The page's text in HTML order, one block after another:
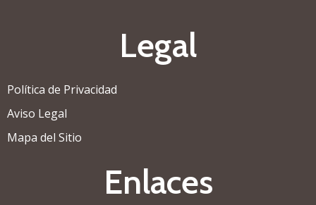
Legal
Política de Privacidad
Aviso Legal
Mapa del Sitio
Enlaces